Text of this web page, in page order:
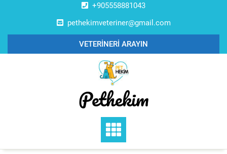
+905558881043
pethekimveteriner@gmail.com
VETERİNERİ ARAYIN
Pethekim